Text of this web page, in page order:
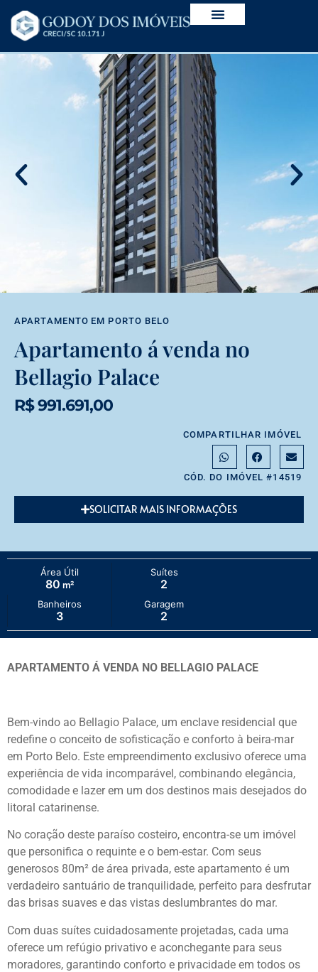
APARTAMENTO EM PORTO BELO
Apartamento á venda no
Bellagio Palace
R$ 991.691,00
COMPARTILHAR IMÓVEL
CÓD. DO IMÓVEL #14519
SOLICITAR MAIS INFORMAÇÕES
Área Útil
80 m²
Suítes
2
Banheiros
3
Garagem
2
APARTAMENTO Á VENDA NO BELLAGIO PALACE
Bem-vindo ao Bellagio Palace, um enclave residencial que
redefine o conceito de sofisticação e conforto à beira-mar
em Porto Belo. Este empreendimento exclusivo oferece uma
experiência de vida incomparável, combinando elegância,
comodidade e lazer em um dos destinos mais desejados do
litoral catarinense.
No coração deste paraíso costeiro, encontra-se um imóvel
que personifica o requinte e o bem-estar. Com seus
generosos 80m² de área privada, este apartamento é um
verdadeiro santuário de tranquilidade, perfeito para desfrutar
das brisas suaves e das vistas deslumbrantes do mar.
Com duas suítes cuidadosamente projetadas, cada uma
oferece um refúgio privativo e aconchegante para seus
moradores, garantindo conforto e privacidade em todos os